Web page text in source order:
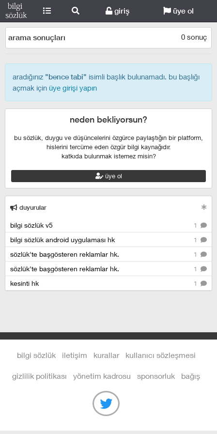
giriş üye ol
0 sonuç
arama sonuçları
aradığınız "bence tabi" isimli başlık bulunamadı. bu başlığı
açmak için üye girişi yapın
neden bekliyorsun?
bu sözlük, duygu ve düşüncelerini özgürce paylaştığın bir platform,
hislerini tercüme eden özgür bilgi kaynağıdır.
katkıda bulunmak istemez misin?
üye ol
duyurular
1
bilgi sözlük v5
1
bilgi sözlük android uygulaması hk
1
sözlük'te başgösteren reklamlar hk.
1
sözlük'te başgösteren reklamlar hk.
1
kesinti hk
bilgi sözlük iletişim kurallar kullanıcı sözleşmesi
gizlilik politikası yönetim kadrosu sponsorluk bağış